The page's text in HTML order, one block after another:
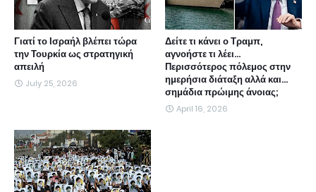
Γιατί το Ισραήλ βλέπει τώρα
την Τουρκία ως στρατηγική
απειλή
July 25, 2026
Δείτε τι κάνει ο Τραμπ,
αγνοήστε τι λέει...
Περισσότερος πόλεμος στην
ημερήσια διάταξη αλλά και...
σημάδια πρώιμης άνοιας;
April 16, 2026